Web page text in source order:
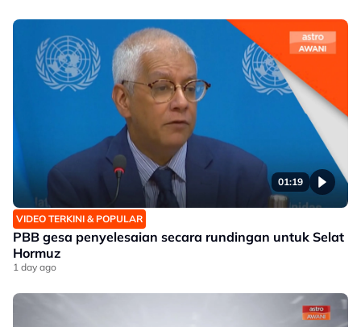
01:19
VIDEO TERKINI & POPULAR
PBB gesa penyelesaian secara rundingan untuk Selat
Hormuz
1 day ago